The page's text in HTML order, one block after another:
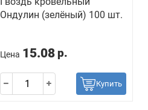
Ондулин (зелёный) 100 шт.
Цена 15.08 р.
Купить